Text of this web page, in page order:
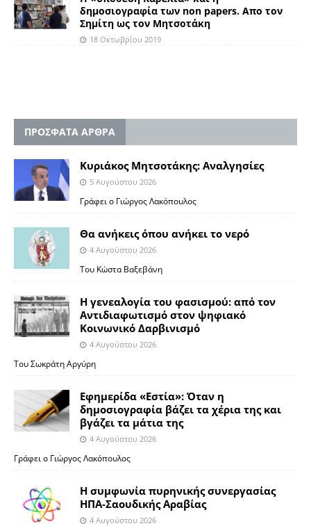
δημοσιογραφία των non papers. Απο τον
Σημίτη ως τον Μητσοτάκη
18 Οκτωβρίου 2019
ΠΡΟΣΦΑΤΑ ΑΡΘΡΑ
Κυριάκος Μητσοτάκης: Αναλγησίες
5 Αυγούστου 2026
Γράφει ο Γιώργος Λακόπουλος
Θα ανήκεις όπου ανήκει το νερό
4 Αυγούστου 2026
Του Κώστα Βαξεβάνη
Η γενεαλογία του φασισμού: από τον
Αντιδιαφωτισμό στον ψηφιακό
Κοινωνικό Δαρβινισμό
4 Αυγούστου 2026
Του Σωκράτη Αργύρη
Εφημερίδα «Εστία»: Όταν η
δημοσιογραφία βάζει τα χέρια της και
βγάζει τα μάτια της
4 Αυγούστου 2026
Γράφει ο Γιώργος Λακόπουλος
Η συμφωνία πυρηνικής συνεργασίας
ΗΠΑ-Σαουδικής Αραβίας
4 Αυγούστου 2026